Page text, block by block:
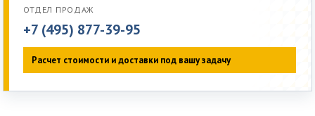
ОТДЕЛ ПРОДАЖ
+7 (495) 877-39-95
Расчет стоимости и доставки под вашу задачу